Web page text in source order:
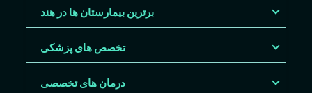
برترین بیمارستان ها در هند
تخصص های پزشکی
درمان های تخصصی